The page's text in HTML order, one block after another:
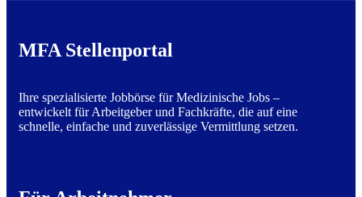
MFA Stellenportal
Ihre spezialisierte Jobbörse für Medizinische Jobs –
entwickelt für Arbeitgeber und Fachkräfte, die auf eine
schnelle, einfache und zuverlässige Vermittlung setzen.